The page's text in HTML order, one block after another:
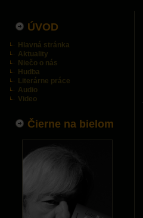
ÚVOD
Hlavná stránka
Aktuality
Niečo o nás
Hudba
Literárne práce
Audio
Video
Čierne na bielom